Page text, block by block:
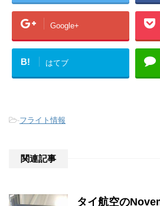
Google+
B! はてブ
-フライト情報
関連記事
タイ航空の